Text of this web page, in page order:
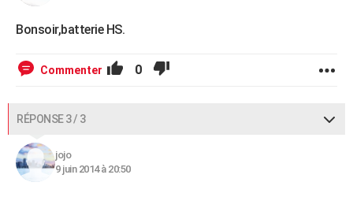
Bonsoir,batterie HS.
Commenter 0
RÉPONSE 3 / 3
jojo
9 juin 2014 à 20:50